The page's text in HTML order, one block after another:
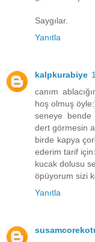
Saygılar.
Yanıtla
kalpkurabiye
canım
hoş olmuş
seneye
dert görmesin
birde kapya
ederim tarif
kucak dolusu
öpüyorum sizi
Yanıtla